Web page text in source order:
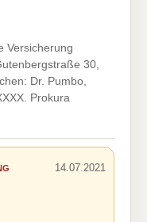
Versicherung
30,
Dr. Pumbo,
Prokura
14.07.2021